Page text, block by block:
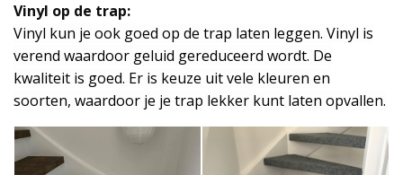
Vinyl op de trap:
Vinyl kun je ook goed op de trap laten leggen. Vinyl is
verend waardoor geluid gereduceerd wordt. De
kwaliteit is goed. Er is keuze uit vele kleuren en
soorten, waardoor je je trap lekker kunt laten opvallen.